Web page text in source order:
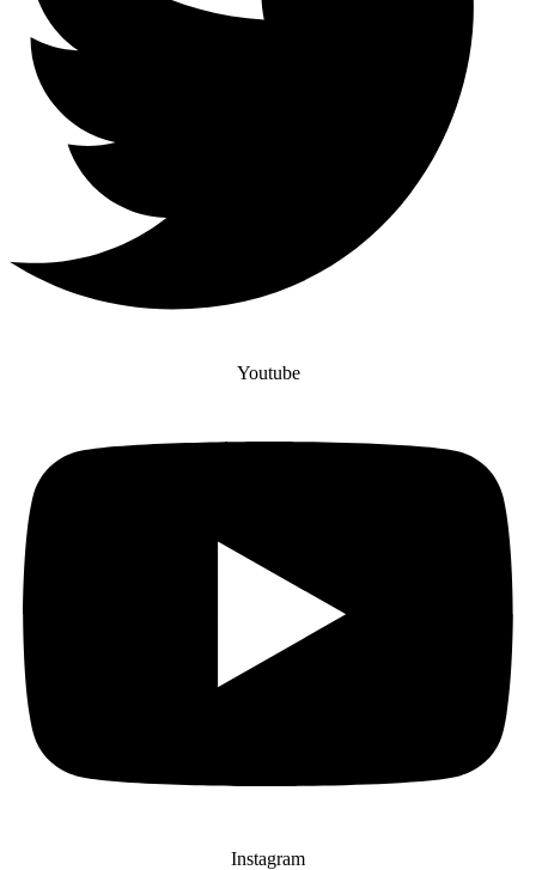
Youtube
Instagram